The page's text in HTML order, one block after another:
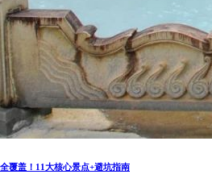
覆盖！11大核心景点+避坑指南